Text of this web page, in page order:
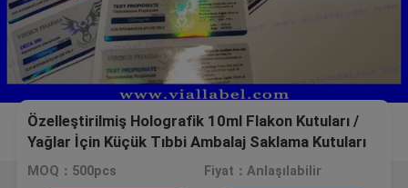
Özelleştirilmiş Holografik 10ml Flakon Kutuları /
Yağlar İçin Küçük Tıbbi Ambalaj Saklama Kutuları
MOQ：500pcs Fiyat：Anlaşılabilir